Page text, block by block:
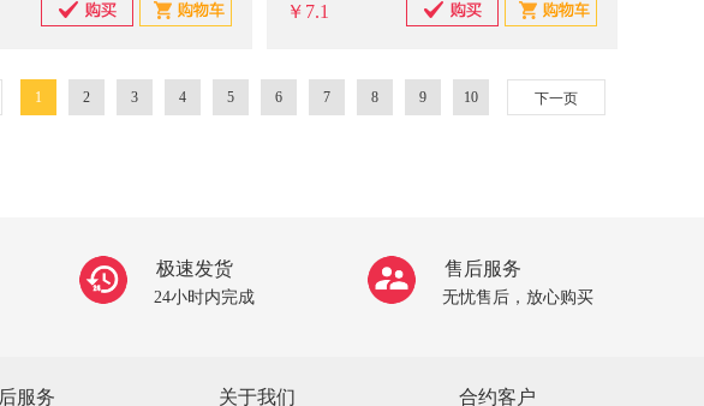
￥7.1
1 2 3 4 5 6 7 8 9 10 下一页
极速发货
24小时内完成
售后服务
无忧售后，放心购买
服务 关于我们 合约客户